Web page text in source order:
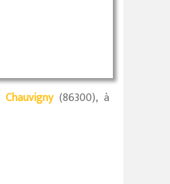
Chauvigny(86300), à